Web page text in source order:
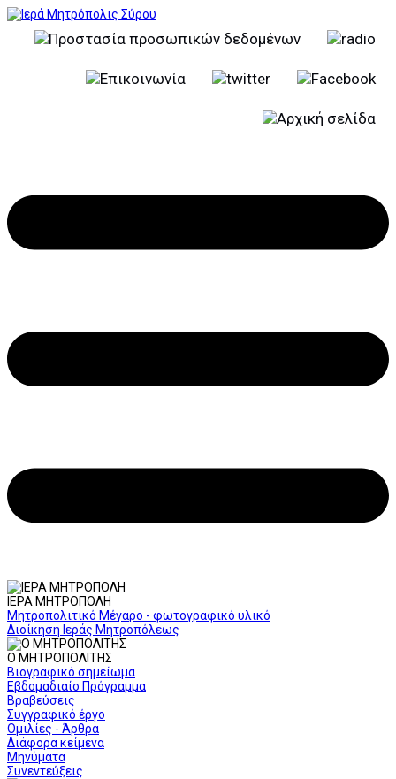
ΙΕΡΑ ΜΗΤΡΟΠΟΛΗ
Μητροπολιτικό Μέγαρο - φωτογραφικό υλικό
Διοίκηση Ιεράς Μητροπόλεως
Ο ΜΗΤΡΟΠΟΛΙΤΗΣ
Βιογραφικό σημείωμα
Εβδομαδιαίο Πρόγραμμα
Βραβεύσεις
Συγγραφικό έργο
Ομιλίες - Άρθρα
Διάφορα κείμενα
Μηνύματα
Συνεντεύξεις